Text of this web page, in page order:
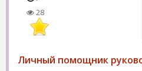
28
Личный помощник